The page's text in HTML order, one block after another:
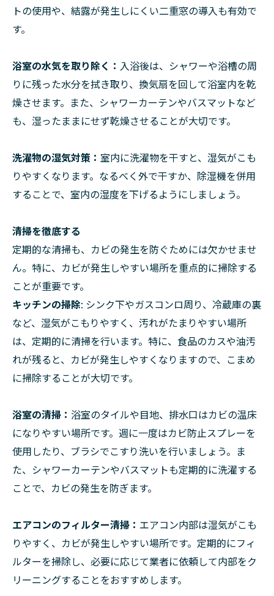
トの使用や、結露が発生しにくい二重窓の導入も有効で
す。
浴室の水気を取り除く： 入浴後は、シャワーや浴槽の周
りに残った水分を拭き取り、換気扇を回して浴室内を乾
燥させます。また、シャワーカーテンやバスマットなど
も、湿ったままにせず乾燥させることが大切です。
洗濯物の湿気対策： 室内に洗濯物を干すと、湿気がこも
りやすくなります。なるべく外で干すか、除湿機を併用
することで、室内の湿度を下げるようにしましょう。
清掃を徹底する
定期的な清掃も、カビの発生を防ぐためには欠かせませ
ん。特に、カビが発生しやすい場所を重点的に掃除する
ことが重要です。
キッチンの掃除: シンク下やガスコンロ周り、冷蔵庫の裏
など、湿気がこもりやすく、汚れがたまりやすい場所
は、定期的に清掃を行います。特に、食品のカスや油汚
れが残ると、カビが発生しやすくなりますので、こまめ
に掃除することが大切です。
浴室の清掃： 浴室のタイルや目地、排水口はカビの温床
になりやすい場所です。週に一度はカビ防止スプレーを
使用したり、ブラシでこすり洗いを行いましょう。ま
た、シャワーカーテンやバスマットも定期的に洗濯する
ことで、カビの発生を防ぎます。
エアコンのフィルター清掃： エアコン内部は湿気がこも
りやすく、カビが発生しやすい場所です。定期的にフィ
ルターを掃除し、必要に応じて業者に依頼して内部をク
リーニングすることをおすすめします。